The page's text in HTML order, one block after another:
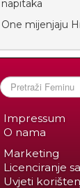
napitaka
One mijenjaju
Impressum
O nama
Marketing
Licenciranje
Uvjeti